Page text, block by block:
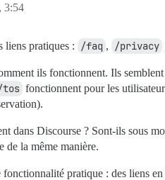
3:54
liens pratiques : /faq , /privacy
ils fonctionnent. Ils
tos fonctionnent pour les
dans Discourse ? Sont-ils sous
de la même manière.
fonctionnalité pratique : des liens